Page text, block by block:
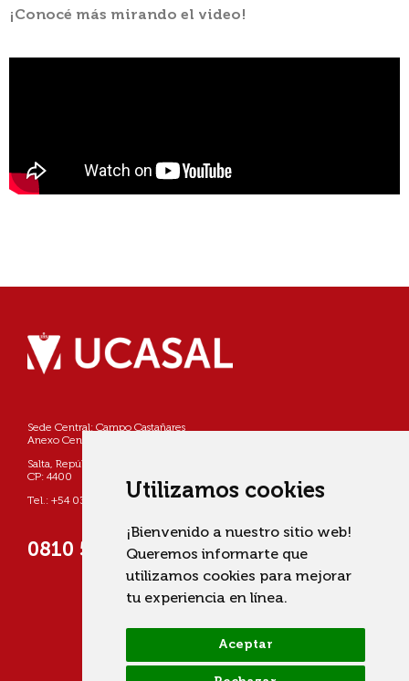
Utilizamos cookies
¡Bienvenido a nuestro sitio web!
Queremos informarte que
utilizamos cookies para mejorar
tu experiencia en línea.
Aceptar
¡Conocé más mirando el video!
Sede Central: Campo Castañares
Anexo Centro: Pellegrini 790
Salta, República Argentina
CP: 4400
Tel.: +54 0387 4268800
0810 555 822725 (UCASAL)